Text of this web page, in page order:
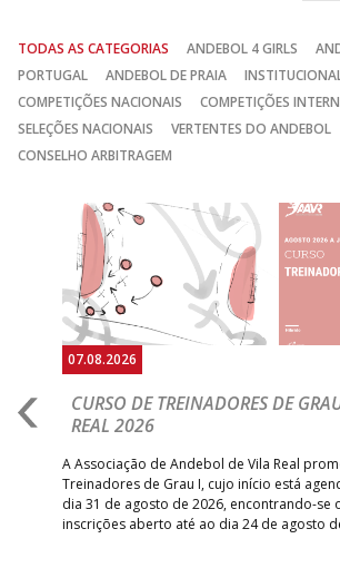
TODAS AS CATEGORIAS ANDEBOL 4 GIRLS
PORTUGAL
ANDEBOL DE PRAIA
COMPETIÇÕES NACIONAIS
COMPETIÇÕES
SELEÇÕES NACIONAIS
VERTENTES DO ANDEBOL
CONSELHO ARBITRAGEM
07.08.2026
CURSO DE TREINADORES DE
REAL 2026
A Associação de Andebol de Vila Real
Treinadores de Grau I, cujo início está
dia 31 de agosto de 2026, encontrando-se
inscrições aberto até ao dia 24 de agosto
Anterior